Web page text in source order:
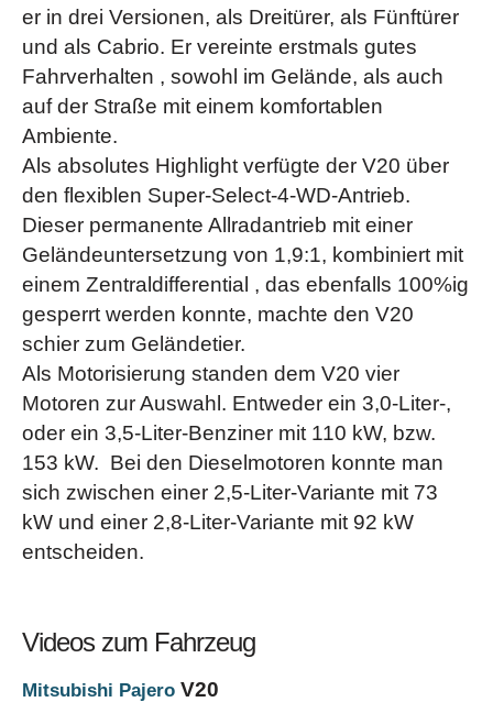
er in drei Versionen, als Dreitürer, als Fünftürer
und als Cabrio. Er vereinte erstmals gutes
Fahrverhalten , sowohl im Gelände, als auch
auf der Straße mit einem komfortablen
Ambiente.
Als absolutes Highlight verfügte der V20 über
den flexiblen Super-Select-4-WD-Antrieb.
Dieser permanente Allradantrieb mit einer
Geländeuntersetzung von 1,9:1, kombiniert mit
einem Zentraldifferential , das ebenfalls 100%ig
gesperrt werden konnte, machte den V20
schier zum Geländetier.
Als Motorisierung standen dem V20 vier
Motoren zur Auswahl. Entweder ein 3,0-Liter-,
oder ein 3,5-Liter-Benziner mit 110 kW, bzw.
153 kW. Bei den Dieselmotoren konnte man
sich zwischen einer 2,5-Liter-Variante mit 73
kW und einer 2,8-Liter-Variante mit 92 kW
entscheiden.
Videos zum Fahrzeug
Mitsubishi Pajero V20